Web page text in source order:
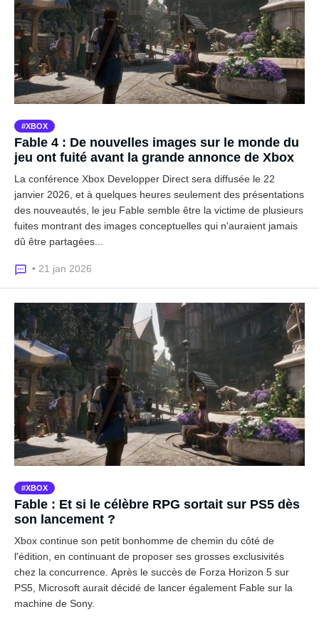
XBOX
Fable 4 : De nouvelles images sur le monde du
jeu ont fuité avant la grande annonce de Xbox
La conférence Xbox Developper Direct sera diffusée le 22
janvier 2026, et à quelques heures seulement des présentations
des nouveautés, le jeu Fable semble être la victime de plusieurs
fuites montrant des images conceptuelles qui n'auraient jamais
dû être partagées...
• 21 jan 2026
XBOX
Fable : Et si le célèbre RPG sortait sur PS5 dès
son lancement ?
Xbox continue son petit bonhomme de chemin du côté de
l'édition, en continuant de proposer ses grosses exclusivités
chez la concurrence. Après le succès de Forza Horizon 5 sur
PS5, Microsoft aurait décidé de lancer également Fable sur la
machine de Sony.